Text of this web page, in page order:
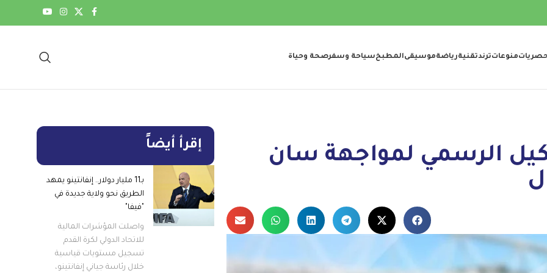
منوعاتترندتقنيةرياضةموسيقىالمطبخسياحة وسفرصحة وحياة
الرسمي لمواجهة سان
إقرأ أيضاً
بـ11 مليار دولار.. إنفانتينو يمهد
الطريق نحو ولاية جديدة في
"فيفا"
واصلت المؤشرات المالية
للاتحاد الدولي لكرة القدم
تسجيل مستويات قياسية
خلال رئاسة جياني إنفانتينو،